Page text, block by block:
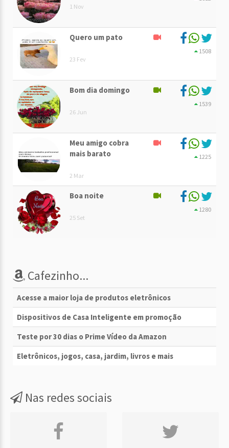
1 Nov
Quero um pato
23 Fev
1508
Bom dia domingo
26 Jun
1539
Meu amigo cobra
mais barato
2 Mar
1225
Boa noite
25 Set
1280
Cafezinho...
Acesse a maior loja de produtos eletrônicos
Dispositivos de Casa Inteligente em promoção
Teste por 30 dias o Prime Vídeo da Amazon
Eletrônicos, jogos, casa, jardim, livros e mais
Nas redes sociais